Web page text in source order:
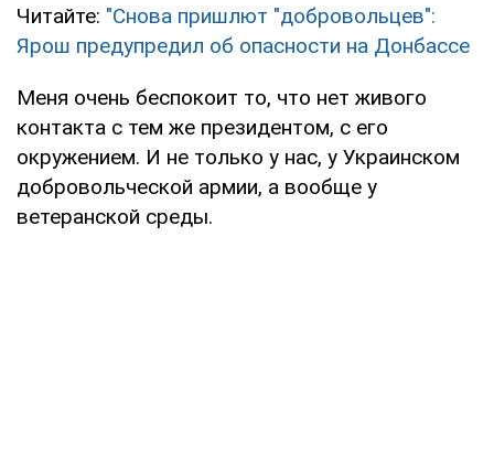
Читайте: "Снова пришлют "добровольцев":
Ярош предупредил об опасности на Донбассе
Меня очень беспокоит то, что нет живого
контакта с тем же президентом, с его
окружением. И не только у нас, у Украинском
добровольческой армии, а вообще у
ветеранской среды.